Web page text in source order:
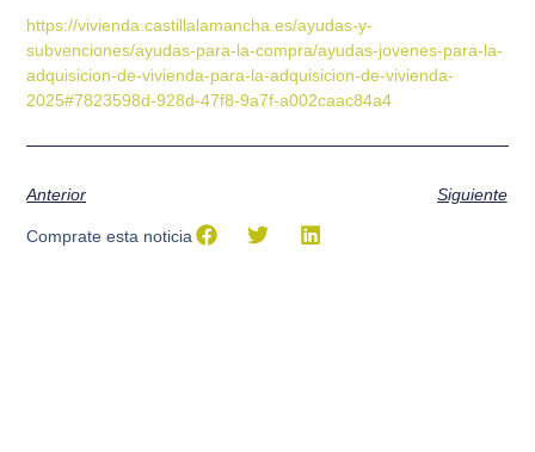
https://vivienda.castillalamancha.es/ayudas-y-
subvenciones/ayudas-para-la-compra/ayudas-jovenes-para-la-
adquisicion-de-vivienda-para-la-adquisicion-de-vivienda-
2025#7823598d-928d-47f8-9a7f-a002caac84a4
Anterior Siguiente
Comprate esta noticia